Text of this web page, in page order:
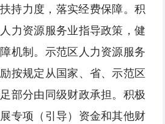
扶持力度，落实经费保障。积
力资源服务业指导政策，健
机制。示范区人力资源服务
按规定从国家、省、示范区
部分由同级财政承担。积极
专项（引导）资金和其他财